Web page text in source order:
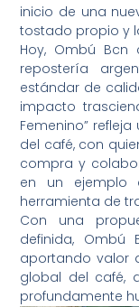
inicio de una
tostado propio y
Hoy, Ombú
repostería
estándar de
impacto
Femenino”
del café, con
compra y
en un ejemplo
herramienta de
Con una
definida, Ombú
aportando valor
global del café,
profundamente